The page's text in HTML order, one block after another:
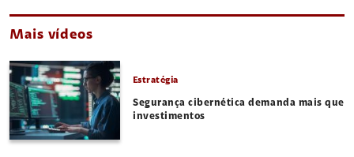
Mais vídeos
Estratégia
Segurança cibernética demanda mais que
investimentos